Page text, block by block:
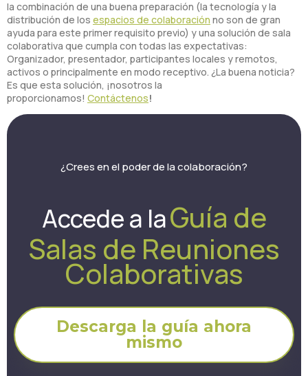
la combinación de una buena preparación (la tecnología y la
distribución de los espacios de colaboración no son de gran
ayuda para este primer requisito previo) y una solución de sala
colaborativa que cumpla con todas las expectativas:
Organizador, presentador, participantes locales y remotos,
activos o principalmente en modo receptivo. ¿La buena noticia?
Es que esta solución, ¡nosotros la
proporcionamos! Contáctenos!
¿Crees en el poder de la colaboración?
Accede a laGuía de
Salas de Reuniones
Colaborativas
Descarga la guía ahora
mismo